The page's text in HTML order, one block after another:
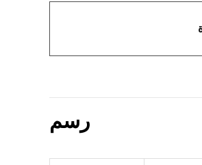
رسم